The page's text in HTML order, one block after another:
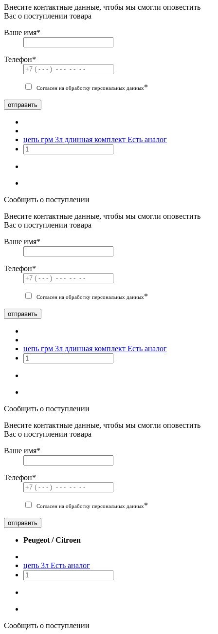
Внесите контактные данные, чтобы мы смогли оповестить
Вас о поступлении товара
Ваше имя*
Телефон*
Согласен на обработку персональных данных*
отправить
цепь грм 3л длинная комплект Есть аналог
Сообщить о поступлении
Внесите контактные данные, чтобы мы смогли оповестить
Вас о поступлении товара
Ваше имя*
Телефон*
Согласен на обработку персональных данных*
отправить
цепь грм 3л длинная комплект Есть аналог
Сообщить о поступлении
Внесите контактные данные, чтобы мы смогли оповестить
Вас о поступлении товара
Ваше имя*
Телефон*
Согласен на обработку персональных данных*
отправить
Peugeot / Citroen
цепь 3л Есть аналог
Сообщить о поступлении